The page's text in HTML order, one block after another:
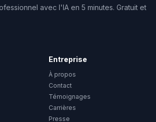
avec l'IA en 5 minutes. Gratuit et
Entreprise
À propos
Contact
Témoignages
Carrières
Presse